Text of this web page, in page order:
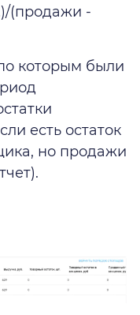
(продажи -
которым были
есть остаток
но продажи